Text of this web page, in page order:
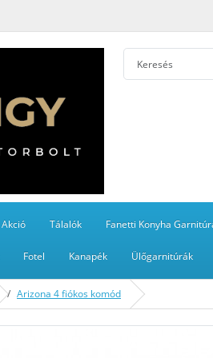
Akció Tálalók Fanetti Konyha
Fotel Kanapék Ülőgarnitúrák
Arizona 4 fiókos komód